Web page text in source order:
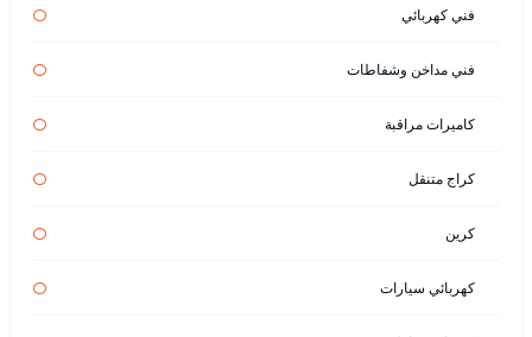
فني كهربائي
فني مداخن وشفاطات
كاميرات مراقبة
كراج متنقل
كرين
كهربائي سيارات